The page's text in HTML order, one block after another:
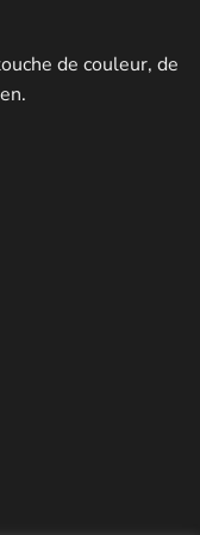
de couleur, de